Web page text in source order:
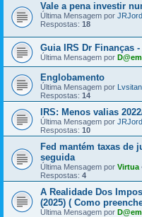
Vale a pena investir
Última Mensagem por
Respostas: 18
Guia IRS Dr Finanças
Última Mensagem por
Englobamento
Última Mensagem por
Respostas: 14
IRS: Menos valias
Última Mensagem por
Respostas: 10
Fed mantém taxas de
seguida
Última Mensagem por Virtua
Respostas: 4
A Realidade Dos
(2025) ( Como
Última Mensagem por